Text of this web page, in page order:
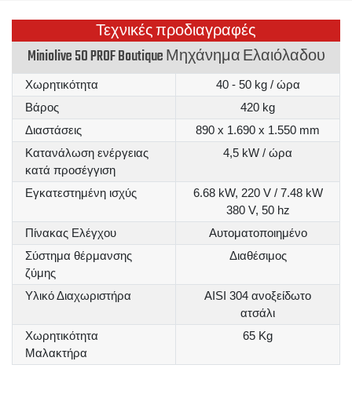
Τεχνικές προδιαγραφές
Miniolive 50 PROF Boutique Μηχάνημα Ελαιόλαδου
Χωρητικότητα
40 - 50 kg / ώρα
Βάρος
420 kg
Διαστάσεις
890 x 1.690 x 1.550 mm
Κατανάλωση ενέργειας
κατά προσέγγιση
4,5 kW / ώρα
Εγκατεστημένη ισχύς
6.68 kW, 220 V / 7.48 kW
380 V, 50 hz
Πίνακας Ελέγχου
Αυτοματοποιημένο
Σύστημα θέρμανσης
ζύμης
Διαθέσιμος
Υλικό Διαχωριστήρα
AISI 304 ανοξείδωτο
ατσάλι
Χωρητικότητα
Μαλακτήρα
65 Kg